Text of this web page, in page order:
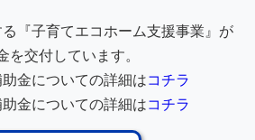
『子育てエコホーム支援事業』が
を交付しています。
金についての詳細はコチラ
金についての詳細はコチラ